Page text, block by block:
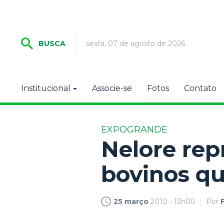
BUSCA sexta, 07 de agosto de 2026
Institucional Associe-se Fotos Contato
EXPOGRANDE
Nelore
bovinos
25 março 2010 - 13h00 Por